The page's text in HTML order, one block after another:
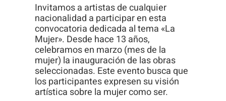
Invitamos a artistas de cualquier
nacionalidad a participar en esta
convocatoria dedicada al tema «La
Mujer». Desde hace 13 años,
celebramos en marzo (mes de la
mujer) la inauguración de las obras
seleccionadas. Este evento busca que
los participantes expresen su visión
artística sobre la mujer como ser.
Estadísticas
Para que
podamos
mejorar la
funcionalidad
y estructura
de la web, en